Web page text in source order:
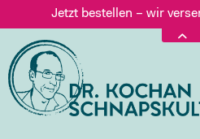
Jetzt bestellen – wir
Versand nur 5,60 €,
Jetzt bestellen – wir